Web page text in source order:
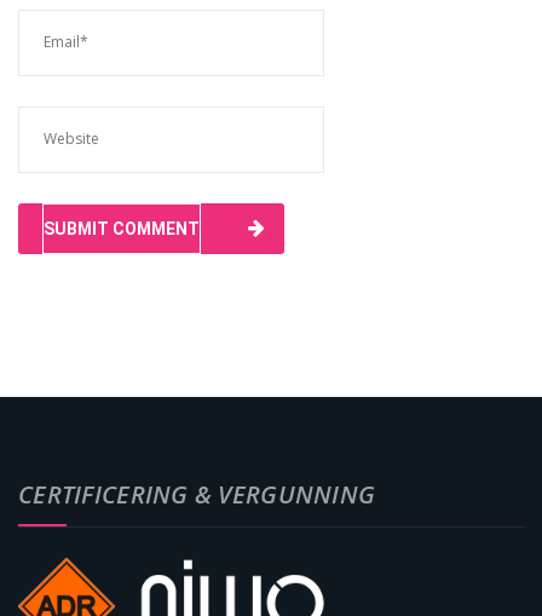
CERTIFICERING & VERGUNNING